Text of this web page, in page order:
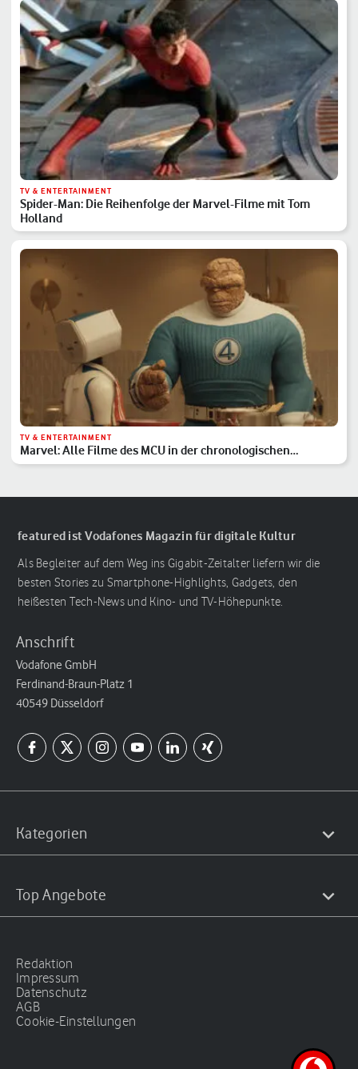
TV & ENTERTAINMENT
Spider-Man: Die Reihenfolge der Marvel-Filme mit Tom
Holland
TV & ENTERTAINMENT
Marvel: Alle Filme des MCU in der chronologischen
Reihenfolge
featured ist Vodafones Magazin für digitale Kultur
Als Begleiter auf dem Weg ins Gigabit-Zeitalter liefern wir die
besten Stories zu Smartphone-Highlights, Gadgets, den
heißesten Tech-News und Kino- und TV-Höhepunkte.
Anschrift
Vodafone GmbH
Ferdinand-Braun-Platz 1
40549 Düsseldorf
Kategorien
Top Angebote
Redaktion
Impressum
Datenschutz
AGB
Cookie-Einstellungen